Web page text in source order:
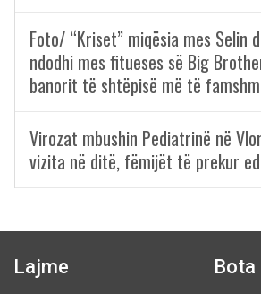
Foto/ “Kriset” miqësia mes Selin
ndodhi mes fitueses së Big
banorit të shtëpisë më të
Virozat mbushin Pediatrinë në
vizita në ditë, fëmijët të prekur
Lajme Bota